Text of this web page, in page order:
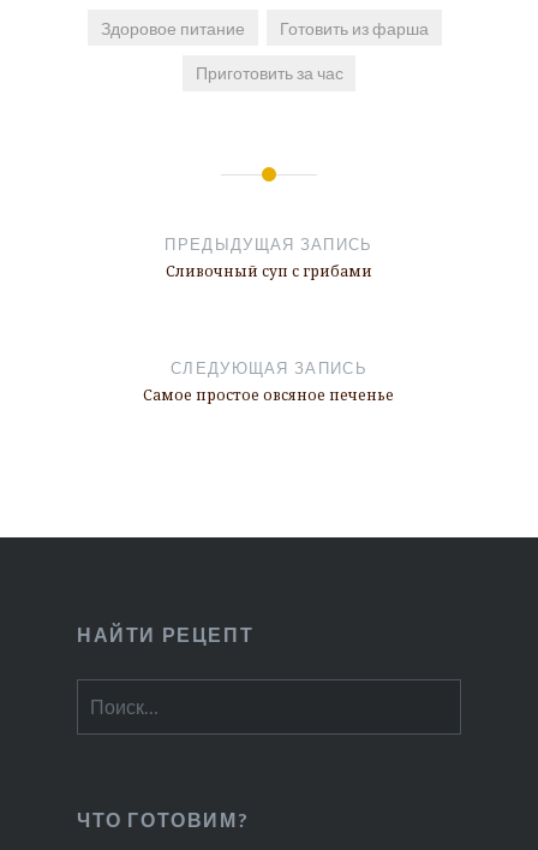
Здоровое питание Готовить из фарша
Приготовить за час
ПРЕДЫДУЩАЯ ЗАПИСЬ
Сливочный суп с грибами
СЛЕДУЮЩАЯ ЗАПИСЬ
Самое простое овсяное печенье
НАЙТИ РЕЦЕПТ
ЧТО ГОТОВИМ?